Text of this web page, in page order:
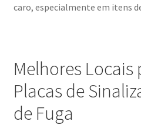
caro, especialmente em itens
Melhores Locais
Placas de
de Fuga